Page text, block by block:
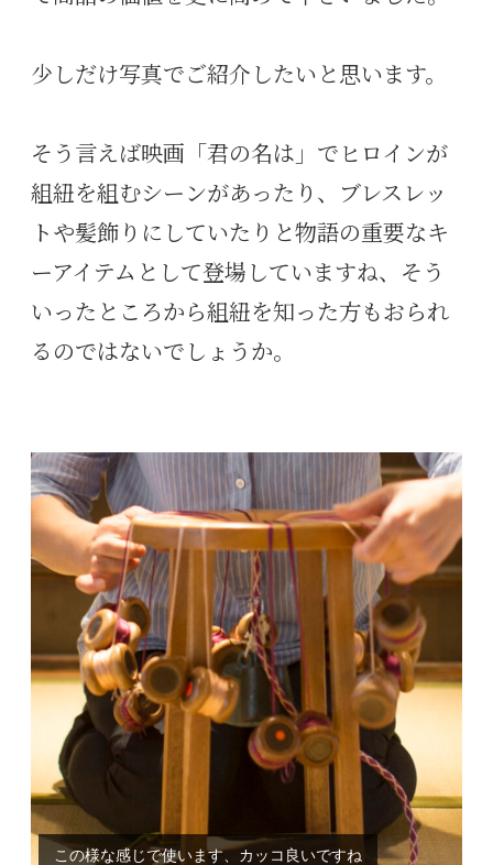
少しだけ写真でご紹介したいと思います。
そう言えば映画「君の名は」でヒロインが
組紐を組むシーンがあったり、ブレスレッ
トや髪飾りにしていたりと物語の重要なキ
ーアイテムとして登場していますね、そう
いったところから組紐を知った方もおられ
るのではないでしょうか。
この様な感じで使います、カッコ良いですね
角台と呼ばれるものです、シンプルで逆に綺麗に組むの
が難しいとされています